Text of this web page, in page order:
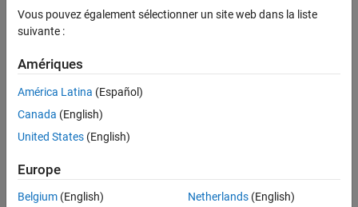
ON THIS PAGE
Dependencies
Recommended Settings
Programmatic Use
Version History
Include summary of eliminated and virtual blocks in the
Traceability Report
Dependencies
This parameter:
Appears only for ERT-based targets.
Requires Embedded Coder
Is enabled by the Create code generation reportparameter.
Vous pouvez également sélectionner un site web dans la liste
suivante :
Amériques
América Latina (Español)
Canada (English)
United States (English)
Europe
Belgium (English)
Netherlands(English)